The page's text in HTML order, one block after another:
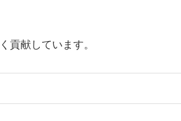
貢献しています。